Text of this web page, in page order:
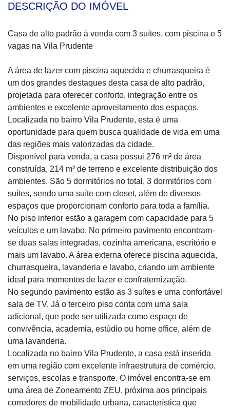
DESCRIÇÃO DO IMÓVEL
Casa de alto padrão à venda com 3 suítes, com piscina e 5
vagas na Vila Prudente
A área de lazer com piscina aquecida e churrasqueira é
um dos grandes destaques desta casa de alto padrão,
projetada para oferecer conforto, integração entre os
ambientes e excelente aproveitamento dos espaços.
Localizada no bairro Vila Prudente, esta é uma
oportunidade para quem busca qualidade de vida em uma
das regiões mais valorizadas da cidade.
Disponível para venda, a casa possui 276 m² de área
construída, 214 m² de terreno e excelente distribuição dos
ambientes. São 5 dormitórios no total, 3 dormitórios com
suítes, sendo uma suíte com closet, além de diversos
espaços que proporcionam conforto para toda a família.
No piso inferior estão a garagem com capacidade para 5
veículos e um lavabo. No primeiro pavimento encontram-
se duas salas integradas, cozinha americana, escritório e
mais um lavabo. A área externa oferece piscina aquecida,
churrasqueira, lavanderia e lavabo, criando um ambiente
ideal para momentos de lazer e confraternização.
No segundo pavimento estão as 3 suítes e uma confortável
sala de TV. Já o terceiro piso conta com uma sala
adicional, que pode ser utilizada como espaço de
convivência, academia, estúdio ou home office, além de
uma lavanderia.
Localizada no bairro Vila Prudente, a casa está inserida
em uma região com excelente infraestrutura de comércio,
serviços, escolas e transporte. O imóvel encontra-se em
uma área de Zoneamento ZEU, próxima aos principais
corredores de mobilidade urbana, característica que